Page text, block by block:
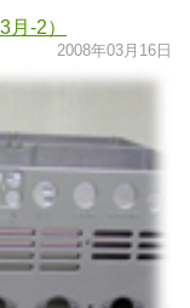
-2）
2008年03月16日